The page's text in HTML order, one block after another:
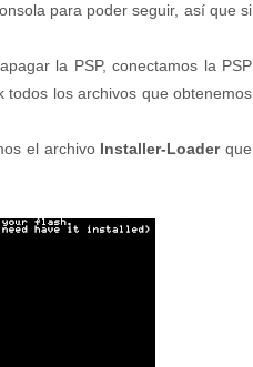
para poder seguir, así que si
la PSP, conectamos la PSP
todos los archivos que obtenemos
el archivo Installer-Loaderque